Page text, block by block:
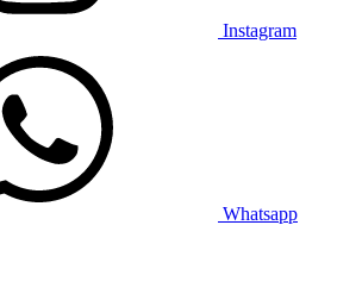
Instagram
Whatsapp